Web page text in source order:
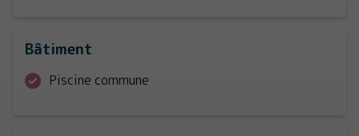
Bâtiment
Piscine commune